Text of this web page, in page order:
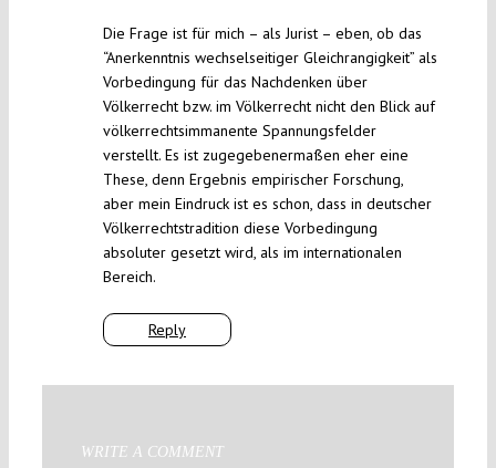
Reply
Die Frage ist für mich – als Jurist – eben, ob das
“Anerkenntnis wechselseitiger Gleichrangigkeit” als
Vorbedingung für das Nachdenken über
Völkerrecht bzw. im Völkerrecht nicht den Blick auf
völkerrechtsimmanente Spannungsfelder
verstellt. Es ist zugegebenermaßen eher eine
These, denn Ergebnis empirischer Forschung,
aber mein Eindruck ist es schon, dass in deutscher
Völkerrechtstradition diese Vorbedingung
absoluter gesetzt wird, als im internationalen
Bereich.
WRITE A COMMENT